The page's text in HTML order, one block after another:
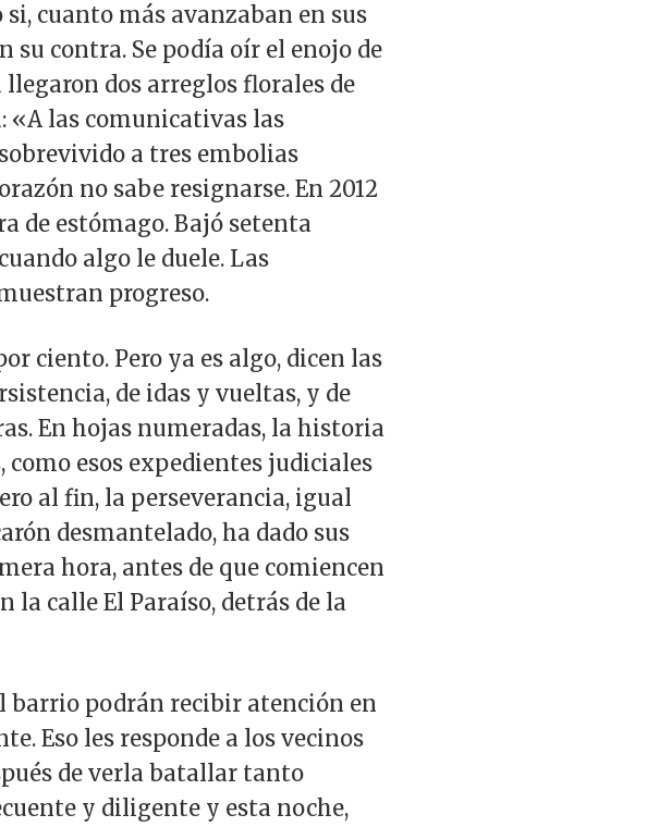
cuanto más avanzaban en sus
su contra. Se podía oír el enojo de
llegaron dos arreglos florales de
«A las comunicativas las
a tres embolias
no sabe resignarse. En 2012
de estómago. Bajó setenta
algo le duele. Las
progreso.
ciento. Pero ya es algo, dicen las
de idas y vueltas, y de
En hojas numeradas, la historia
esos expedientes judiciales
al fin, la perseverancia, igual
desmantelado, ha dado sus
hora, antes de que comiencen
la calle El Paraíso, detrás de la
barrio podrán recibir atención en
Eso les responde a los vecinos
de verla batallar tanto
y diligente y esta noche,